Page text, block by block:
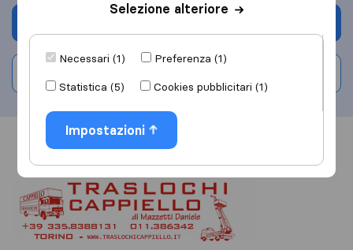
Informazioni Recensioni
Selezione alteriore
Necessari (1)
Preferenza (1)
Statistica (5)
Cookies pubblicitari (1)
Impostazioni